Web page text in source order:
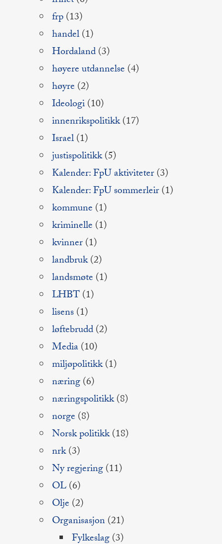
frp(13)
handel(1)
Hordaland(3)
høyere utdannelse (4)
høyre (2)
Ideologi(10)
innenrikspolitikk(17)
Israel(1)
justispolitikk(5)
Kalender: FpU aktiviteter(3)
Kalender: FpU sommerleir(1)
kommune (1)
kriminelle (1)
kvinner(1)
landbruk(2)
landsmøte (1)
LHBT(1)
lisens(1)
løftebrudd(2)
Media(10)
miljøpolitikk(1)
næring(6)
næringspolitikk(8)
norge (8)
Norsk politikk(18)
nrk(3)
Ny regjering(11)
OL(6)
Olje (2)
Organisasjon(21)
Fylkeslag(3)